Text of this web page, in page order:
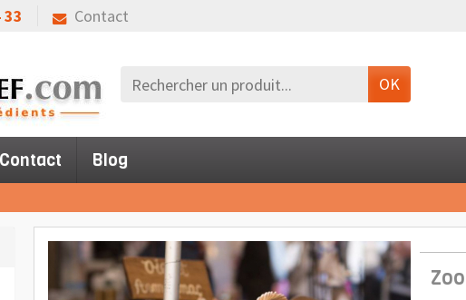
33 Contact
OK
Contact Blog